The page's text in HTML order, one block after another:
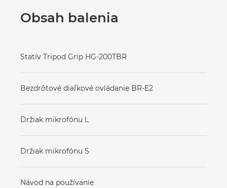
Obsah balenia
Statív Tripod Grip HG-200TBR
Bezdrôtové diaľkové ovládanie BR-E2
Držiak mikrofónu L
Držiak mikrofónu S
Návod na používanie